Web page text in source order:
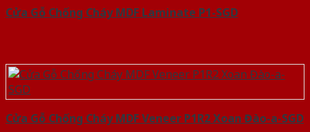
Cửa Gỗ Chống Cháy MDF Laminate P1-SGD
Cửa Gỗ Chống Cháy MDF Veneer P1R2 Xoan Đào-a-SGD